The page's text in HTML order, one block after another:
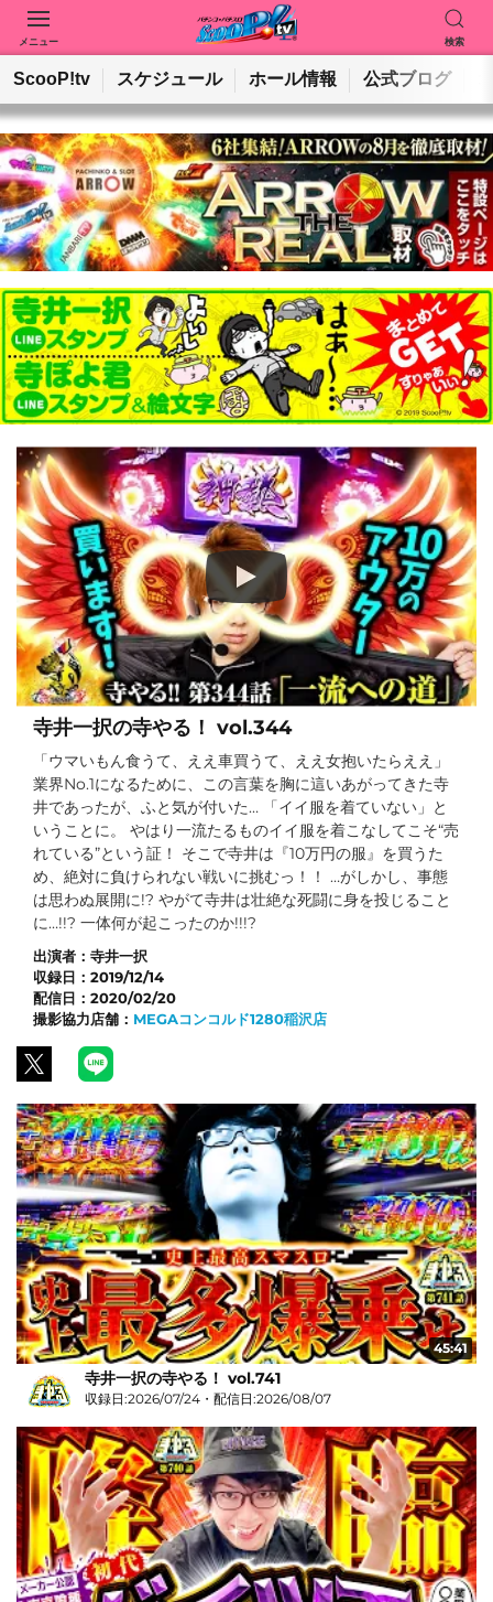
メニュー 検索
動画を検索 ホールを検索
検索
ScooP!tv スケジュール ホール情報 公式ブログ
寺井一択の寺やる！ vol.344
「ウマいもん食うて、ええ車買うて、ええ女抱いたらええ」
業界No.1になるために、この言葉を胸に這いあがってきた寺
井であったが、ふと気が付いた… 「イイ服を着ていない」と
いうことに。 やはり一流たるものイイ服を着こなしてこそ“売
れている”という証！ そこで寺井は『10万円の服』を買うた
め、絶対に負けられない戦いに挑むっ！！ …がしかし、事態
は思わぬ展開に!? やがて寺井は壮絶な死闘に身を投じること
に…!!? 一体何が起こったのか!!!?
出演者： 寺井一択
収録日： 2019/12/14
配信日： 2020/02/20
撮影協力店舗： MEGAコンコルド1280稲沢店
45:41
寺井一択の寺やる！ vol.741
収録日:2026/07/24・配信日:2026/08/07